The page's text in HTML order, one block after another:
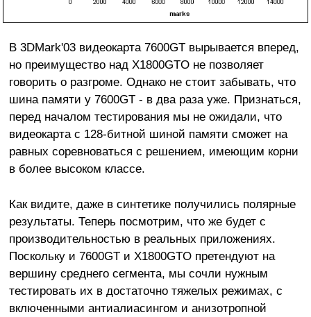
В 3DMark'03 видеокарта 7600GT вырывается вперед,
но преимущество над X1800GTO не позволяет
говорить о разгроме. Однако не стоит забывать, что
шина памяти у 7600GT - в два раза уже. Признаться,
перед началом тестирования мы не ожидали, что
видеокарта с 128-битной шиной памяти сможет на
равных соревноваться с решением, имеющим корни
в более высоком классе.
Как видите, даже в синтетике получились полярные
результаты. Теперь посмотрим, что же будет с
производительностью в реальных приложениях.
Поскольку и 7600GT и X1800GTO претендуют на
вершину среднего сегмента, мы сочли нужным
тестировать их в достаточно тяжелых режимах, с
включенными антиалиасингом и анизотропной